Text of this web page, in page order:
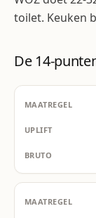
toilet. Keuken
De 14-